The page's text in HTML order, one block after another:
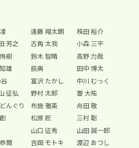
遠藤 翔太朗
株田 裕介
芳之 古角 太我
小森 三平
樹 鈴木 智晴
高野 力哉
雄 辰典
田中 博太
谷 富沢 たかし
中川 むっく
征弘 野村 太郎
響 大祐
んぐり 布施 雅英
舟田 敬
松原 匠
三村 聡
山口 征秀
山田 誠一郎
爾 吉岡 モトキ 渡辺 あつし